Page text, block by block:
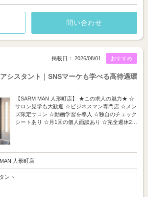
問い合わせ
おすすめ
掲載日： 2026/08/01
シスタント｜SNSマーケも学べる高待遇環
【SARM MAN 人形町店】 ★この求人の魅力★ ☆
サロン見学も大歓迎 ☆ビジネスマン専門店 ☆メン
ズ限定サロン ☆動画学習を導入 ☆独自のチェック
シートあり ☆月1回の個人面談あり ☆完全週休2…
人形町店
ント